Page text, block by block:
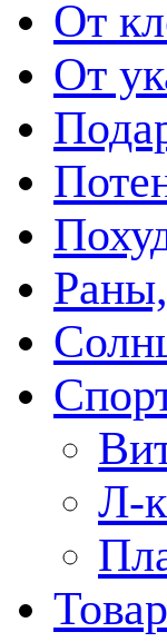
От
От
Л-